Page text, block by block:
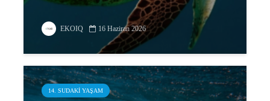
EKOIQ 16 Haziran 2026
14. SUDAKI YAŞAM